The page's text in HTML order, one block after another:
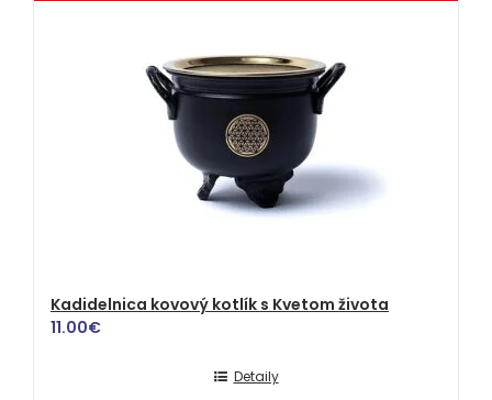
Kadidelnica kovový kotlík s Kvetom života
11.00€
Detaily